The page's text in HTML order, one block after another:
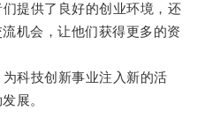
提供了良好的创业环境，还
机会，让他们获得更多的资
科技创新事业注入新的活
展。